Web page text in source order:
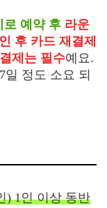
로 예약 후 라운
후 카드 재결제
제는 필수예요.
정도 소요 되
) 1인 이상 동반